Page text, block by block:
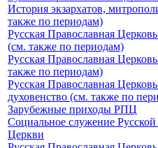
История экзархатов,
также по периодам)
Русская Православная
(см. также по периодам)
Русская Православная
также по периодам)
Русская Православная
духовенство (см. также по
Зарубежные приходы РПЦ
Социальное служение
Церкви